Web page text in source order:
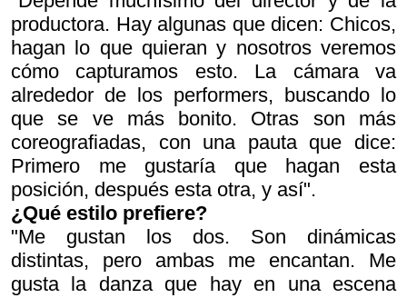
productora. Hay algunas que dicen: Chicos,
hagan lo que quieran y nosotros veremos
cómo capturamos esto. La cámara va
alrededor de los performers, buscando lo
que se ve más bonito. Otras son más
coreografiadas, con una pauta que dice:
Primero me gustaría que hagan esta
posición, después esta otra, y así".
¿Qué estilo prefiere?
"Me gustan los dos. Son dinámicas
distintas, pero ambas me encantan. Me
gusta la danza que hay en una escena